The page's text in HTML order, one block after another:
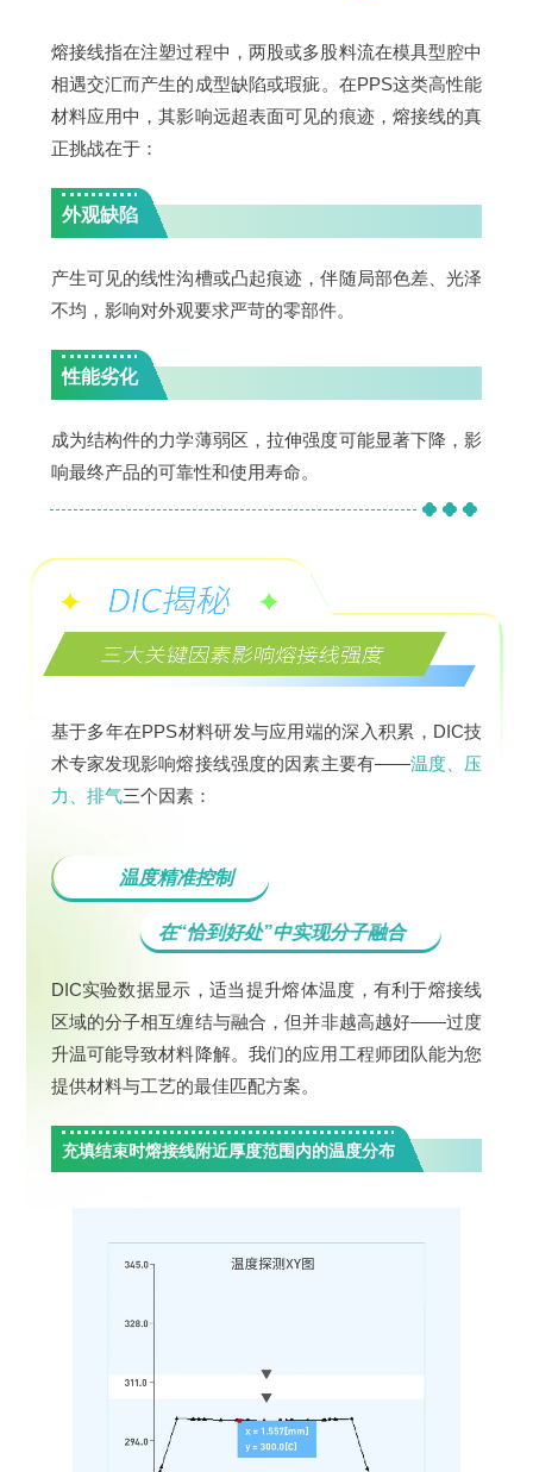
熔接线指在注塑过程中，两股或多股料流在模具型腔中
相遇交汇而产生的成型缺陷或瑕疵。在PPS这类高性能
材料应用中，其影响远超表面可见的痕迹，熔接线的真
正挑战在于：
外观缺陷
产生可见的线性沟槽或凸起痕迹，伴随局部色差、光泽
不均，影响对外观要求严苛的零部件。
性能劣化
成为结构件的力学薄弱区，拉伸强度可能显著下降，影
响最终产品的可靠性和使用寿命。
基于多年在PPS材料研发与应用端的深入积累，DIC技
术专家发现影响熔接线强度的因素主要有——温度、压
力、排气三个因素：
温度精准控制
在“恰到好处”中实现分子融合
DIC实验数据显示，适当提升熔体温度，有利于熔接线
区域的分子相互缠结与融合，但并非越高越好——过度
升温可能导致材料降解。我们的应用工程师团队能为您
提供材料与工艺的最佳匹配方案。
充填结束时熔接线附近厚度范围内的温度分布